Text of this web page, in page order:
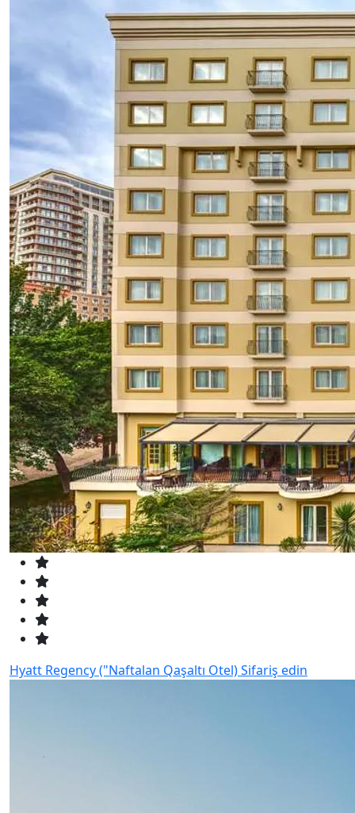
Hyatt Regency ("Naftalan Qaşaltı Otel)Sifariş edin